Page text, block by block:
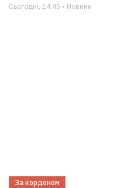
Сьогодні, 14:45 • Новини
За кордоном